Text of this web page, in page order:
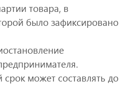
товара, в
было зафиксировано
может составлять до